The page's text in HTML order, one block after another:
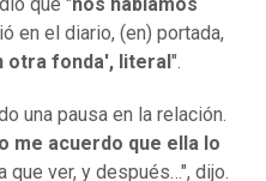
en el diario, (en) portada,
otra fonda', literal".
una pausa en la relación.
me acuerdo que ella lo
que ver, y después…", dijo.